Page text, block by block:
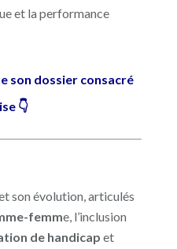
et la performance
son dossier consacré
👇
son évolution, articulés
femme, l’inclusion
de handicap et